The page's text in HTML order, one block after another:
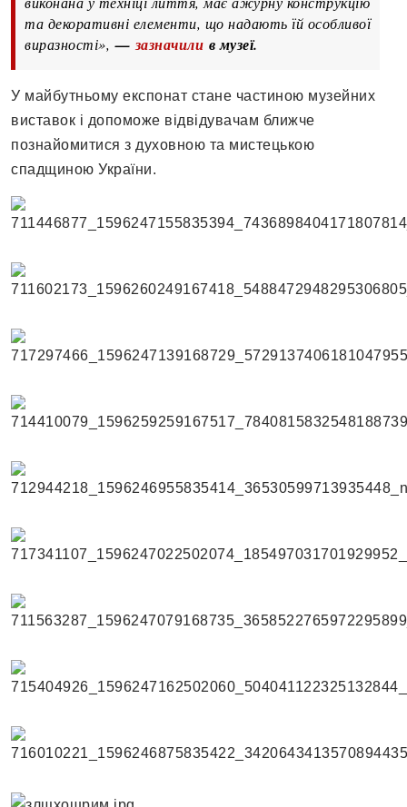
та декоративні елементи, що надають їй особливої
виразності»,— зазначили в музеї.
У майбутньому експонат стане частиною музейних
виставок і допоможе відвідувачам ближче
познайомитися з духовною та мистецькою
спадщиною України.